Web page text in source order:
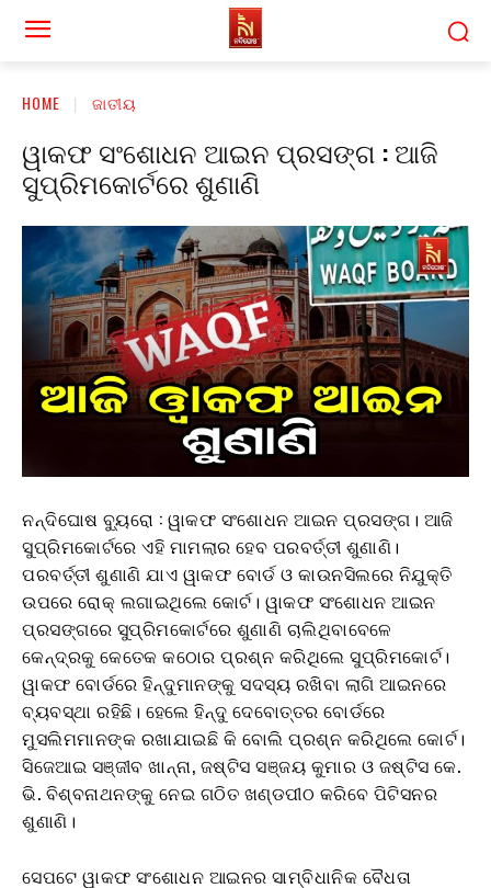
HOME ଜାତୀୟ
ୱାକଫ ସଂଶୋଧନ ଆଇନ ପ୍ରସଙ୍ଗ : ଆଜି
ସୁପ୍ରିମକୋର୍ଟରେ ଶୁଣାଣି
ନନ୍ଦିଘୋଷ ବ୍ୟୁରୋ : ୱାକଫ ସଂଶୋଧନ ଆଇନ ପ୍ରସଙ୍ଗ। ଆଜି
ସୁପ୍ରିମକୋର୍ଟରେ ଏହି ମାମଲାର ହେବ ପରବର୍ତ୍ତୀ ଶୁଣାଣି।
ପରବର୍ତ୍ତୀ ଶୁଣାଣି ଯାଏ ୱାକଫ ବୋର୍ଡ ଓ କାଉନସିଲରେ ନିଯୁକ୍ତି
ଉପରେ ରୋକ୍ ଲଗାଇଥିଲେ କୋର୍ଟ। ୱାକଫ ସଂଶୋଧନ ଆଇନ
ପ୍ରସଙ୍ଗରେ ସୁପ୍ରିମକୋର୍ଟରେ ଶୁଣାଣି ଚାଲିଥିବାବେଳେ
କେନ୍ଦ୍ରକୁ କେତେକ କଠୋର ପ୍ରଶ୍ନ କରିଥିଲେ ସୁପ୍ରିମକୋର୍ଟ।
ୱାକଫ ବୋର୍ଡରେ ହିନ୍ଦୁମାନଙ୍କୁ ସଦସ୍ୟ ରଖିବା ଲାଗି ଆଇନରେ
ବ୍ୟବସ୍ଥା ରହିଛି। ହେଲେ ହିନ୍ଦୁ ଦେବୋତ୍ତର ବୋର୍ଡରେ
ମୁସଲିମମାନଙ୍କ ରଖାଯାଇଛି କି ବୋଲି ପ୍ରଶ୍ନ କରିଥିଲେ କୋର୍ଟ।
ସିଜେଆଇ ସଞ୍ଜୀବ ଖାନ୍ନା, ଜଷ୍ଟିସ ସଞ୍ଜୟ କୁମାର ଓ ଜଷ୍ଟିସ କେ.
ଭି. ବିଶ୍ବନାଥନଙ୍କୁ ନେଇ ଗଠିତ ଖଣ୍ଡପୀଠ କରିବେ ପିଟିସନର
ଶୁଣାଣି।
ସେପଟେ ୱାକଫ ସଂଶୋଧନ ଆଇନର ସାମ୍ବିଧାନିକ ବୈଧତା